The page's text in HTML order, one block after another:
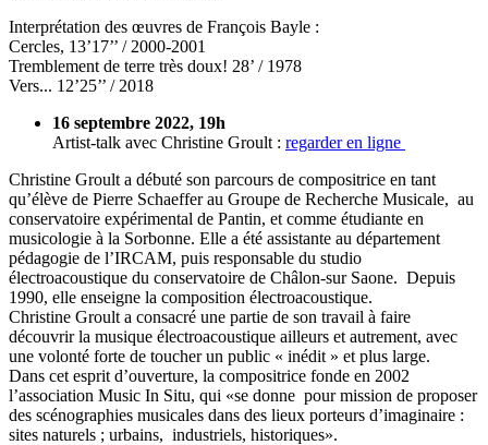
Interprétation des œuvres de François Bayle :
Cercles, 13’17’’ / 2000-2001
Tremblement de terre très doux! 28’ / 1978
Vers... 12’25’’ / 2018
16 septembre 2022, 19h
Artist-talk avec Christine Groult : regarder en ligne
Christine Groult a débuté son parcours de compositrice en tant
qu’élève de Pierre Schaeffer au Groupe de Recherche Musicale, au
conservatoire expérimental de Pantin, et comme étudiante en
musicologie à la Sorbonne. Elle a été assistante au département
pédagogie de l’IRCAM, puis responsable du studio
électroacoustique du conservatoire de Châlon-sur Saone. Depuis
1990, elle enseigne la composition électroacoustique.
Christine Groult a consacré une partie de son travail à faire
découvrir la musique électroacoustique ailleurs et autrement, avec
une volonté forte de toucher un public « inédit » et plus large.
Dans cet esprit d’ouverture, la compositrice fonde en 2002
l’association Music In Situ, qui «se donne pour mission de proposer
des scénographies musicales dans des lieux porteurs d’imaginaire :
sites naturels ; urbains, industriels, historiques».